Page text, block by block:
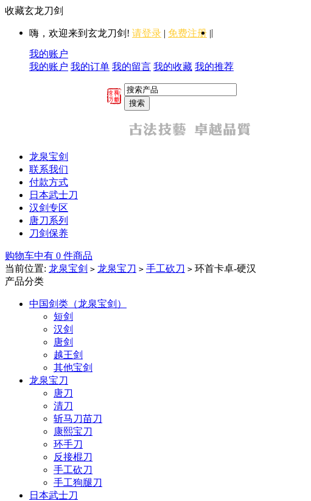
收藏玄龙刀剑
嗨，欢迎来到玄龙刀剑! 请登录 | 免费注册 ||
我的账户
我的账户 我的订单 我的留言 我的收藏 我的推荐
龙泉宝剑
联系我们
付款方式
日本武士刀
汉剑专区
唐刀系列
刀剑保养
购物车中有 0 件商品
当前位置: 龙泉宝剑 > 龙泉宝刀 > 手工砍刀 > 环首卡卓-硬汉
产品分类
中国剑类（龙泉宝剑）
短剑
汉剑
唐剑
越王剑
其他宝剑
龙泉宝刀
唐刀
清刀
斩马刀苗刀
康熙宝刀
环手刀
反接棍刀
手工砍刀
手工狗腿刀
日本武士刀